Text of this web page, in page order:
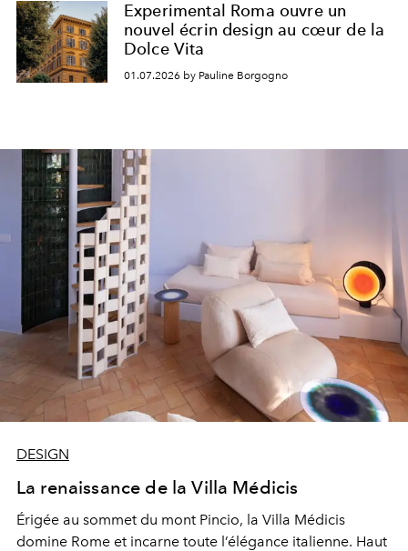
Experimental Roma ouvre un
nouvel écrin design au cœur de la
Dolce Vita
01.07.2026 by Pauline Borgogno
DESIGN
La renaissance de la Villa Médicis
Érigée au sommet du mont Pincio, la Villa Médicis
domine Rome et incarne toute l’élégance italienne. Haut